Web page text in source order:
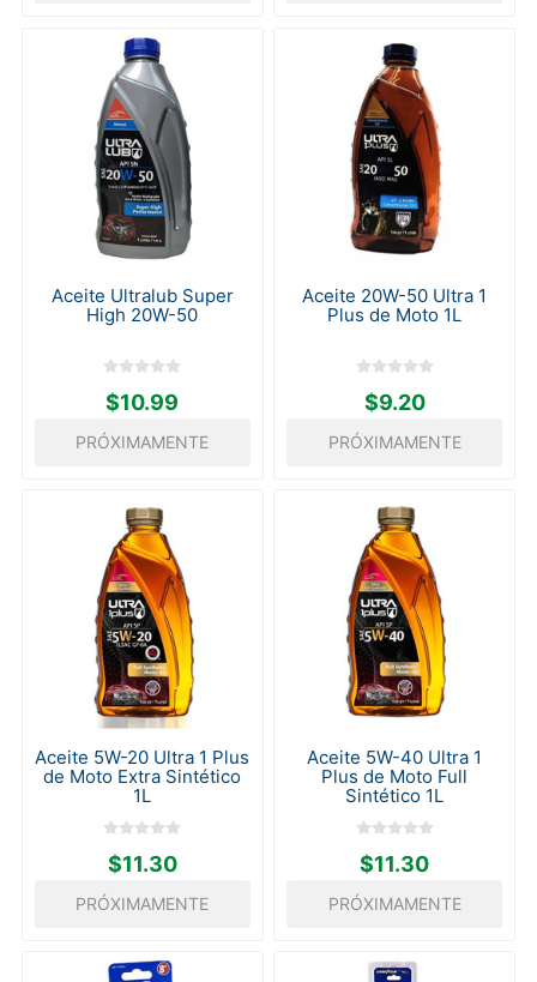
Aceite Ultralub Super
High 20W-50
$10.99
PRÓXIMAMENTE
Aceite 20W-50 Ultra 1
Plus de Moto 1L
$9.20
PRÓXIMAMENTE
Aceite 5W-20 Ultra 1 Plus
de Moto Extra Sintético
1L
$11.30
PRÓXIMAMENTE
Aceite 5W-40 Ultra 1
Plus de Moto Full
Sintético 1L
$11.30
PRÓXIMAMENTE